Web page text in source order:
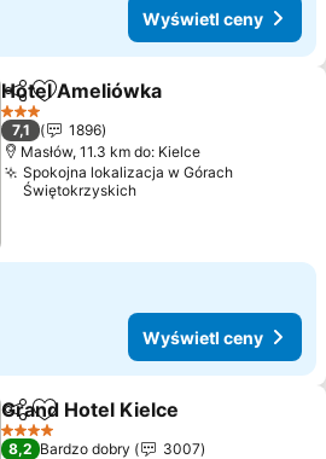
Wyświetl ceny
Udostępnij
Dodaj do ulubionych
Hotel Ameliówka
3 Kategoria
7,1
1896
Masłów, 11.3 km do: Kielce
Spokojna lokalizacja w Górach
Świętokrzyskich
Wyświetl ceny
Udostępnij
Dodaj do ulubionych
Grand Hotel Kielce
4 Kategoria
8,2 Bardzo dobry
3007